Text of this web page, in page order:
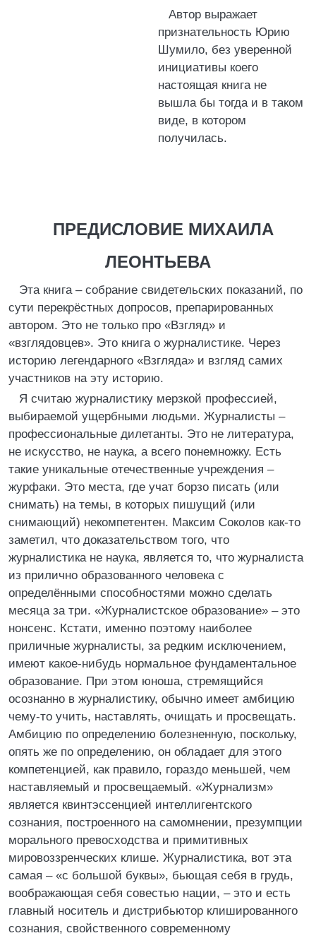
Автор выражает
признательность Юрию
Шумило, без уверенной
инициативы коего
настоящая книга не
вышла бы тогда и в таком
виде, в котором
получилась.
ПРЕДИСЛОВИЕ МИХАИЛА
ЛЕОНТЬЕВА
Эта книга – собрание свидетельских показаний, по
сути перекрёстных допросов, препарированных
автором. Это не только про «Взгляд» и
«взглядовцев». Это книга о журналистике. Через
историю легендарного «Взгляда» и взгляд самих
участников на эту историю.
Я считаю журналистику мерзкой профессией,
выбираемой ущербными людьми. Журналисты –
профессиональные дилетанты. Это не литература,
не искусство, не наука, а всего понемножку. Есть
такие уникальные отечественные учреждения –
журфаки. Это места, где учат борзо писать (или
снимать) на темы, в которых пишущий (или
снимающий) некомпетентен. Максим Соколов как-то
заметил, что доказательством того, что
журналистика не наука, является то, что журналиста
из прилично образованного человека с
определёнными способностями можно сделать
месяца за три. «Журналистское образование» – это
нонсенс. Кстати, именно поэтому наиболее
приличные журналисты, за редким исключением,
имеют какое-нибудь нормальное фундаментальное
образование. При этом юноша, стремящийся
осознанно в журналистику, обычно имеет амбицию
чему-то учить, наставлять, очищать и просвещать.
Амбицию по определению болезненную, поскольку,
опять же по определению, он обладает для этого
компетенцией, как правило, гораздо меньшей, чем
наставляемый и просвещаемый. «Журнализм»
является квинтэссенцией интеллигентского
сознания, построенного на самомнении, презумпции
морального превосходства и примитивных
мировоззренческих клише. Журналистика, вот эта
самая – «с большой буквы», бьющая себя в грудь,
воображающая себя совестью нации, – это и есть
главный носитель и дистрибьютор клишированного
сознания, свойственного современному